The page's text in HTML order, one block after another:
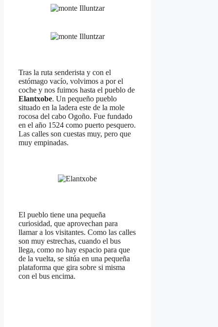
Tras la ruta senderista y con el
estómago vacío, volvimos a por el
coche y nos fuimos hasta el pueblo de
Elantxobe. Un pequeño pueblo
situado en la ladera este de la mole
rocosa del cabo Ogoño. Fue fundado
en el año 1524 como puerto pesquero.
Las calles son cuestas muy, pero que
muy empinadas.
El pueblo tiene una pequeña
curiosidad, que aprovechan para
llamar a los visitantes. Como las calles
son muy estrechas, cuando el bus
llega, como no hay espacio para que
de la vuelta, se sitúa en una pequeña
plataforma que gira sobre si misma
con el bus encima.